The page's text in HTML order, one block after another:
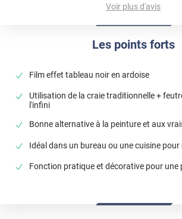
Les points forts
Film effet tableau noir en ardoise
Utilisation de la craie traditionnelle +
l'infini
Bonne alternative à la peinture et aux
Idéal dans un bureau ou une cuisine pour
Fonction pratique et décorative pour une
Il y a 1424 jours
*****Il y a 603 jours
Globalement très satisfait : le produit
occasionné des craquelures (seul et avec
l'adhésif me semble trop fort : décoller le
je décide un jour d'enlever le film, il va y
Voir plus d'avis